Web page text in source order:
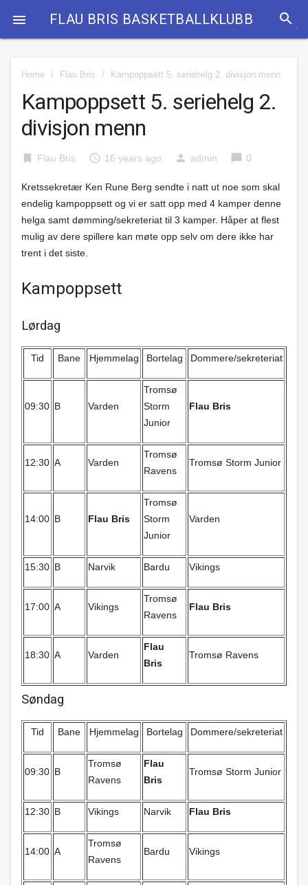
 FLAU BRIS BASKETBALLKLUBB search
Home / Flau Bris / Kampoppsett 5. seriehelg 2. divisjon menn
Kampoppsett 5. seriehelg 2.
divisjon menn
bookmark Flau Bris access_time 16 years ago person admin chat_bubble 0
Kretssekretær Ken Rune Berg sendte i natt ut noe som skal
endelig kampoppsett og vi er satt opp med 4 kamper denne
helga samt dømming/sekreteriat til 3 kamper. Håper at flest
mulig av dere spillere kan møte opp selv om dere ikke har
trent i det siste.
Kampoppsett
Lørdag
Tid Bane Hjemmelag Bortelag Dommere/sekreteriat
09:30 B Varden
Tromsø
Storm
Junior
Flau Bris
12:30 A Varden
Tromsø
Ravens
Tromsø Storm Junior
14:00 B Flau Bris
Tromsø
Storm
Junior
Varden
15:30 B Narvik Bardu Vikings
17:00 A Vikings
Tromsø
Ravens
Flau Bris
18:30 A Varden
Flau
Bris
Tromsø Ravens
Søndag
Tid Bane Hjemmelag Bortelag Dommere/sekreteriat
09:30 B
Tromsø
Ravens
Flau
Bris
Tromsø Storm Junior
12:30 B Vikings Narvik Flau Bris
14:00 A
Tromsø
Ravens
Bardu Vikings